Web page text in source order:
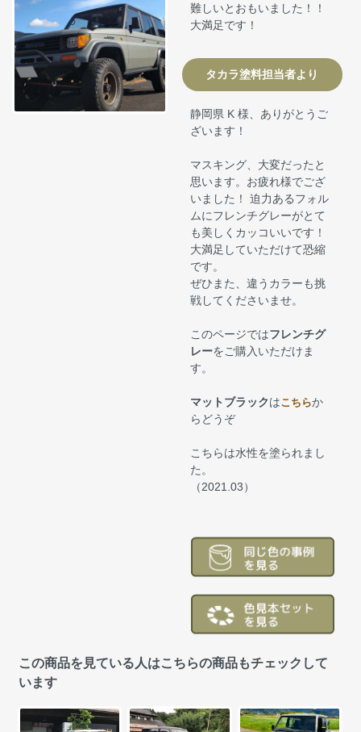
難しいとおもいました！！
大満足です！
タカラ塗料担当者より
静岡県 K 様、ありがとうご
ざいます！
マスキング、大変だったと
思います。お疲れ様でござ
いました！ 迫力あるフォル
ムにフレンチグレーがとて
も美しくカッコいいです！
大満足していただけて恐縮
です。
ぜひまた、違うカラーも挑
戦してくださいませ。
このページではフレンチグ
レーをご購入いただけま
す。
マットブラックはこちらか
らどうぞ
こちらは水性を塗られまし
た。
（2021.03）
この商品を見ている人はこちらの商品もチェックして
います